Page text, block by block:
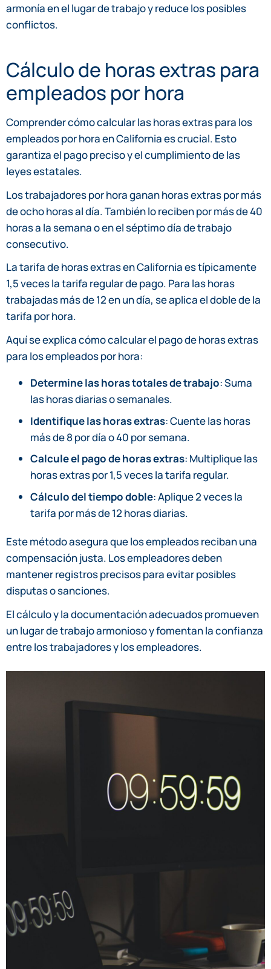
armonía en el lugar de trabajo y reduce los posibles
conflictos.
Cálculo de horas extras para
empleados por hora
Comprender cómo calcular las horas extras para los
empleados por hora en California es crucial. Esto
garantiza el pago preciso y el cumplimiento de las
leyes estatales.
Los trabajadores por hora ganan horas extras por más
de ocho horas al día. También lo reciben por más de 40
horas a la semana o en el séptimo día de trabajo
consecutivo.
La tarifa de horas extras en California es típicamente
1,5 veces la tarifa regular de pago. Para las horas
trabajadas más de 12 en un día, se aplica el doble de la
tarifa por hora.
Aquí se explica cómo calcular el pago de horas extras
para los empleados por hora:
Determine las horas totales de trabajo: Suma
las horas diarias o semanales.
Identifique las horas extras: Cuente las horas
más de 8 por día o 40 por semana.
Calcule el pago de horas extras: Multiplique las
horas extras por 1,5 veces la tarifa regular.
Cálculo del tiempo doble: Aplique 2 veces la
tarifa por más de 12 horas diarias.
Este método asegura que los empleados reciban una
compensación justa. Los empleadores deben
mantener registros precisos para evitar posibles
disputas o sanciones.
El cálculo y la documentación adecuados promueven
un lugar de trabajo armonioso y fomentan la confianza
entre los trabajadores y los empleadores.